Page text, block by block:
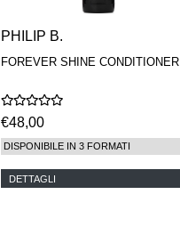
PHILIP B.
FOREVER SHINE CONDITIONER
€48,00
DISPONIBILE IN 3 FORMATI
DETTAGLI